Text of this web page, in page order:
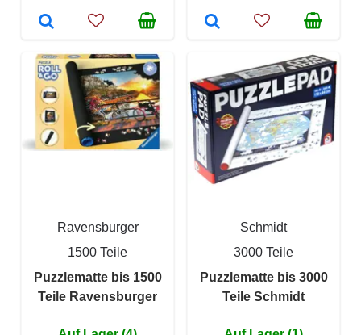
Ravensburger
1500 Teile
Puzzlematte bis 1500
Teile Ravensburger
Schmidt
3000 Teile
Puzzlematte bis 3000
Teile Schmidt